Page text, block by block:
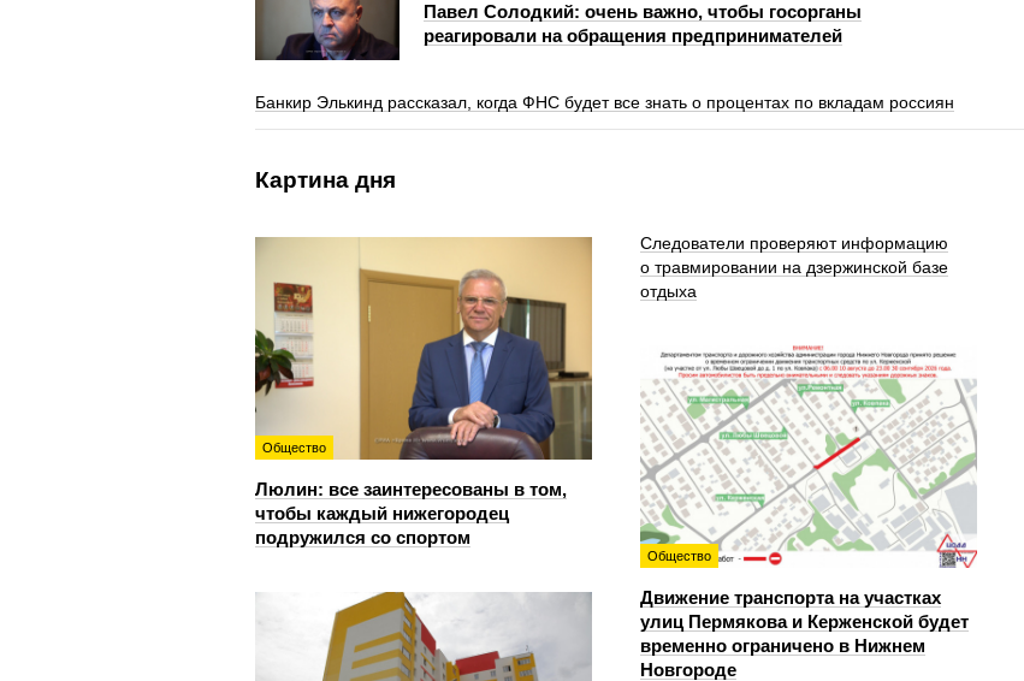
Павел Солодкий: очень важно, чтобы госорганы
реагировали на обращения предпринимателей
Банкир Элькинд рассказал, когда ФНС будет все знать о процентах по вкладам россиян
Картина дня
Общество
Люлин: все заинтересованы в том,
чтобы каждый нижегородец
подружился со спортом
Следователи проверяют информацию
о травмировании на дзержинской базе
отдыха
Общество
Движение транспорта на участках
улиц Пермякова и Керженской будет
временно ограничено в Нижнем
Новгороде